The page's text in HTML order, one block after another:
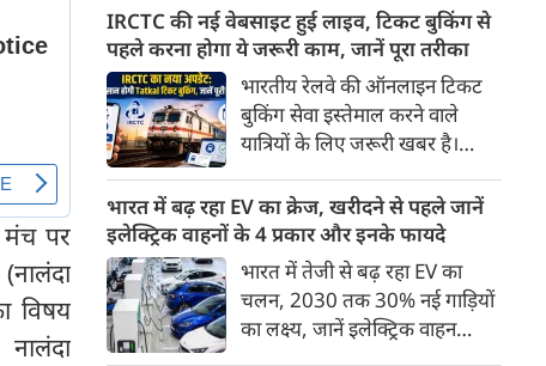
मंच पर
विषय
भू-राजनीति से लेकर कृत्रिम
बुद्धिमत्ता, जलवायु परिवर्तन से लेकर
क्रिकेट तक हर विषय पर बहस कर
सकते हैं, तो उस जीव पर भी एक
गंभीर चर्चा बनती है जिसने किसी भी
सभ्यता से पहले इंसान का साथ चुना
था। दुर्भाग्य यह है कि आज कुत्तों के
बारे में हमारी राय पशु-चिकित्सकों,
व्यवहार वैज्ञानिकों या विशेषज्ञों से
कम... और व्हाट्सऐप यूनिवर्सिटी से
ज़्यादा बनती है।
IRCTC की नई वेबसाइट हुई लाइव, टिकट बुकिंग से
पहले करना होगा ये जरूरी काम, जानें पूरा तरीका
भारतीय रेलवे की ऑनलाइन टिकट
बुकिंग सेवा इस्तेमाल करने वाले
यात्रियों के लिए जरूरी खबर है।
वेबसाइट का बीटा वर्जन लॉन्च कर
दिया है। करीब 24 साल पुराने
इंटरफेस के बाद वेबसाइट को नए
डिजाइन और कई नए फीचर्स के साथ
अपडेट किया गया है।
भारत में बढ़ रहा EV का क्रेज, खरीदने से पहले जानें
इलेक्ट्रिक वाहनों के 4 प्रकार और इनके फायदे
भारत में तेजी से बढ़ रहा EV का
चलन, 2030 तक 30% नई गाड़ियों
का लक्ष्य, जानें इलेक्ट्रिक वाहन